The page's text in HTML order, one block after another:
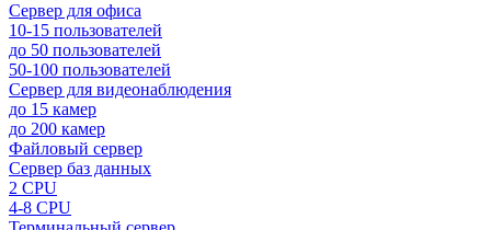
Сервер для офиса
10-15 пользователей
до 50 пользователей
50-100 пользователей
Сервер для видеонаблюдения
до 15 камер
до 200 камер
Файловый сервер
Сервер баз данных
2 CPU
4-8 CPU